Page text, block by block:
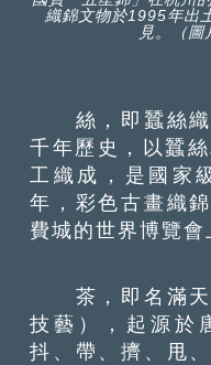
織錦文物於1995年出
見。（圖
絲，即蠶絲織
千年歷史，以蠶
工織成，是國家
年，彩色古畫織
費城的世界博覽會
茶，即名滿天
技藝），起源於
抖、帶、擠、甩